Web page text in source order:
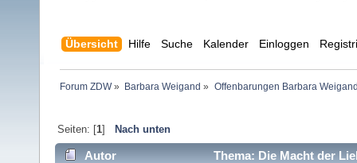
Übersicht Hilfe Suche Kalender Einloggen
Forum ZDW» Barbara Weigand » Offenbarungen Barbara
Seiten: [1] Nach unten
Autor Thema: Die Macht der